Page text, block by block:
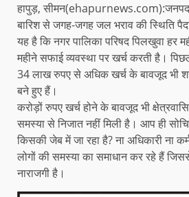
हापुड़,
बारिश से जगह-जगह जल भराव की स्थिति
यह है कि नगर पालिका परिषद पिलखुवा हर
महीने सफाई व्यवस्था पर खर्च करती है।
34 लाख रुपए से अधिक खर्च के बावजूद भी
बने हुए हैं।
करोड़ों रुपए खर्च होने के बावजूद भी
समस्या से निजात नहीं मिली है। आप ही
किसकी जेब में जा रहा है? ना अधिकारी ना
लोगों की समस्या का समाधान कर रहे हैं
नाराजगी है।